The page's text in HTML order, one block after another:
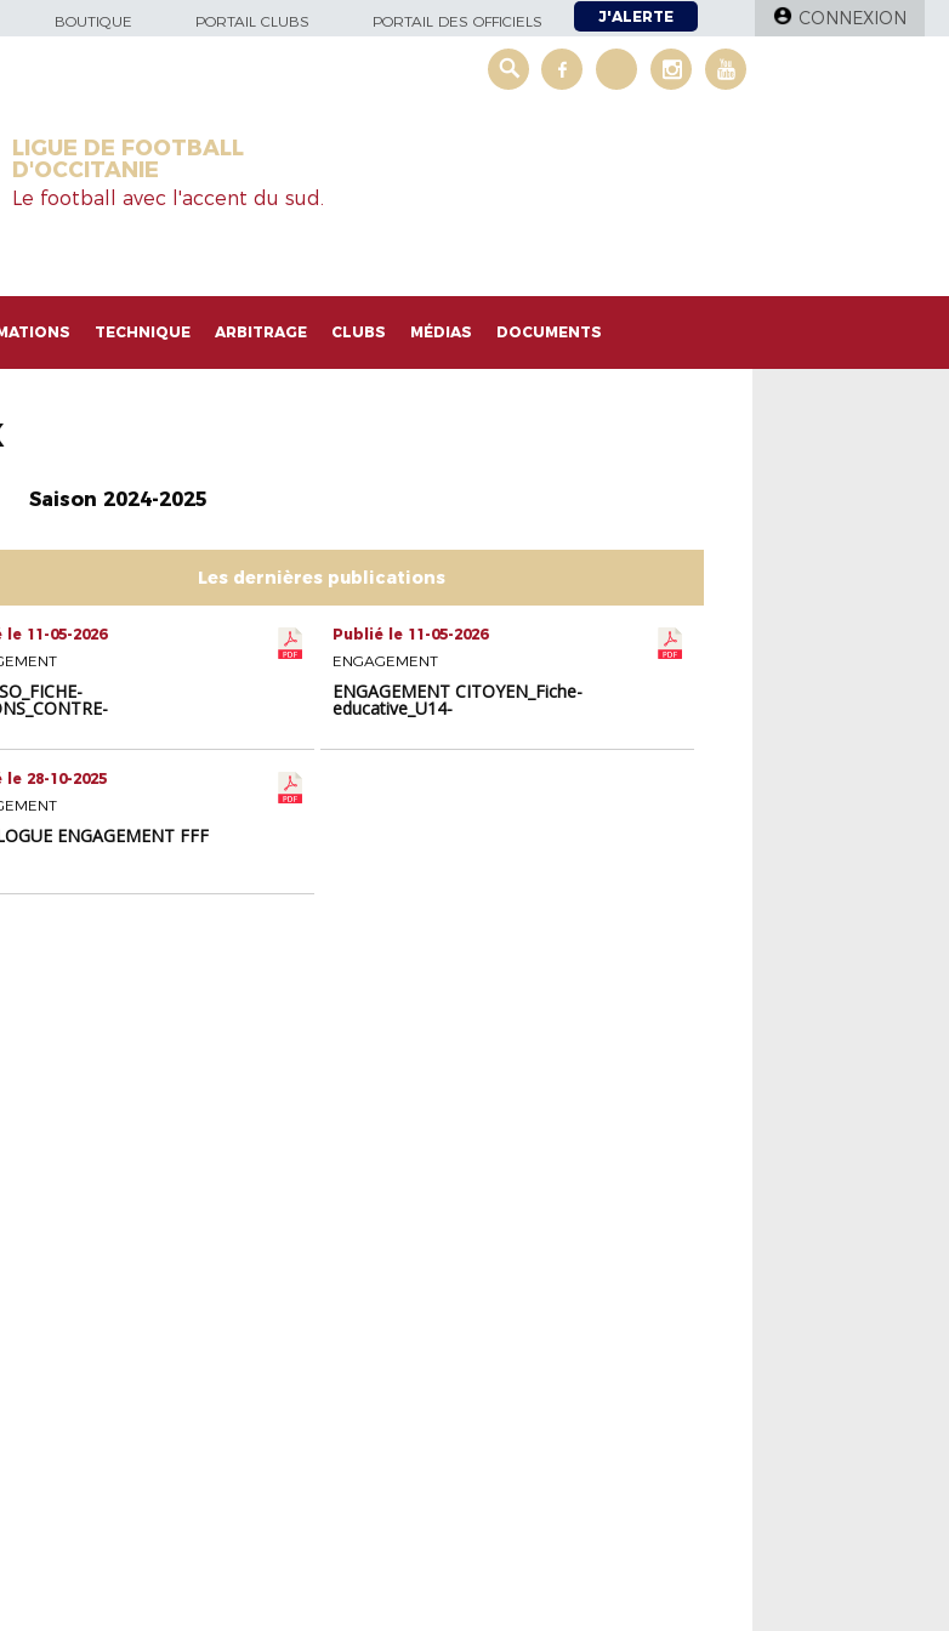
BOUTIQUE PORTAIL CLUBS PORTAIL DES OFFICIELS J'ALERTE CONNEXION
LIGUE DE FOOTBALL
D'OCCITANIE
Le football avec l'accent du sud.
TECHNIQUE ARBITRAGE CLUBS MÉDIAS DOCUMENTS
Saison 2024-2025
Les dernières publications
le 11-05-2026
Publié le 11-05-2026
ENGAGEMENT
ENGAGEMENT CITOYEN_Fiche-
educative_U14-
le 28-10-2025
ENGAGEMENT FFF